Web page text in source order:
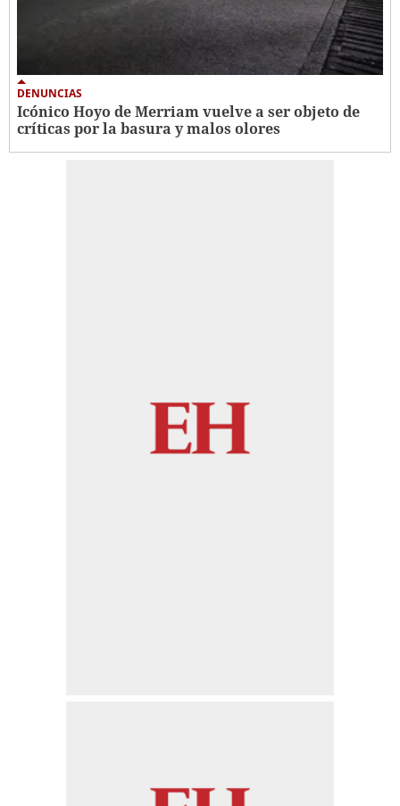
DENUNCIAS
Icónico Hoyo de Merriam vuelve a ser objeto de
críticas por la basura y malos olores